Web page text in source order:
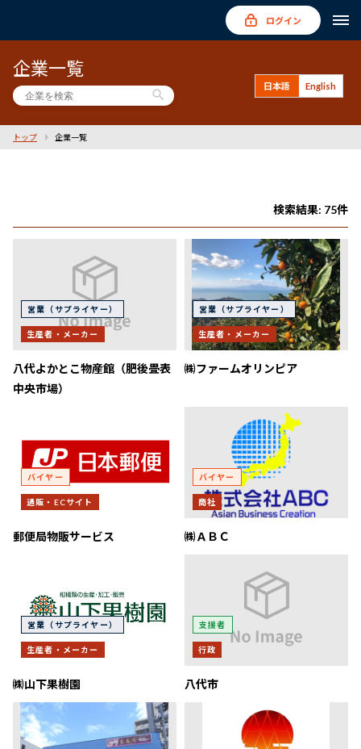
ログイン
企業一覧
search
日本語 English
トップ 企業一覧
検索結果: 75件
営業（サプライヤー）
生産者・メーカー
八代よかとこ物産館（肥後畳表
中央市場）
営業（サプライヤー）
生産者・メーカー
㈱ファームオリンピア
バイヤー
通販・ECサイト
郵便局物販サービス
バイヤー
商社
㈱ＡＢＣ
営業（サプライヤー）
生産者・メーカー
㈱山下果樹園
支援者
行政
八代市